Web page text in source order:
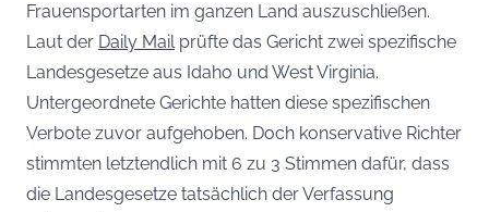
Frauensportarten im ganzen Land auszuschließen.
Laut der Daily Mailprüfte das Gericht zwei spezifische
Landesgesetze aus Idaho und West Virginia.
Untergeordnete Gerichte hatten diese spezifischen
Verbote zuvor aufgehoben. Doch konservative Richter
stimmten letztendlich mit 6 zu 3 Stimmen dafür, dass
die Landesgesetze tatsächlich der Verfassung